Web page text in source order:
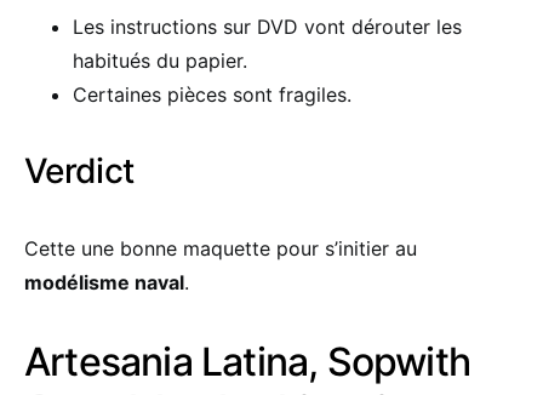
Les instructions sur DVD vont dérouter les
habitués du papier.
Certaines pièces sont fragiles.
Verdict
Cette une bonne maquette pour s’initier au
modélisme naval.
Artesania Latina, Sopwith